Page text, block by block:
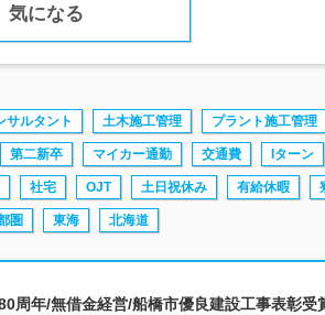
気になる
サルタント 土木施工管理 プラント施工管理
第二新卒 マイカー通勤 交通費 Iターン
社宅 OJT 土日祝休み 有給休暇
圏 東海 北海道
周年/無借金経営/船橋市優良建設工事表彰受